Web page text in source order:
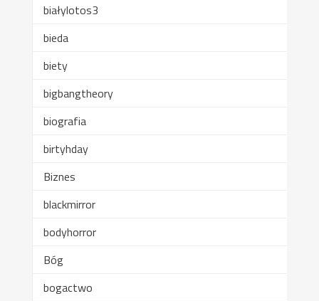
białylotos3
bieda
biety
bigbangtheory
biografia
birtyhday
Biznes
blackmirror
bodyhorror
Bóg
bogactwo